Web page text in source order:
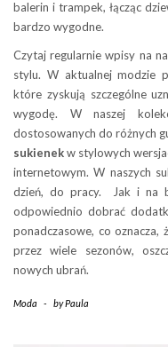
balerin i trampek, łącząc
bardzo wygodne.
Czytaj regularnie wpisy na
stylu. W aktualnej modzie
które zyskują szczególne
wygodę. W naszej
dostosowanych do różnych
sukienekw stylowych
internetowym. W naszych
dzień, do pracy. Jak i na
odpowiednio dobrać
ponadczasowe, co
przez wiele sezonów,
nowych ubrań.
Moda - byPaula